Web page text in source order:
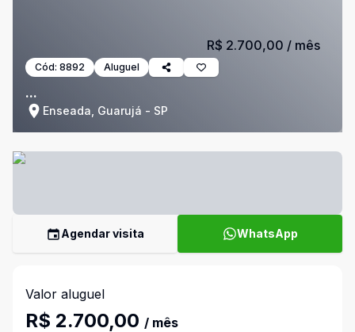
Cód: 8892 Aluguel
...
Enseada, Guarujá - SP
R$ 2.700,00 / mês
Agendar visita WhatsApp
Valor aluguel
R$ 2.700,00 / mês